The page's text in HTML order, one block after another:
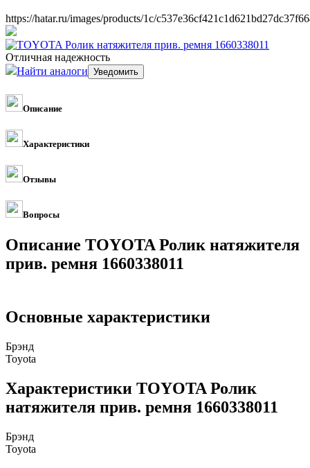
https://hatar.ru/images/products/1c/
Отличная надежность
Найти аналоги
Описание
Характеристики
Отзывы
Вопросы
Описание TOYOTA Ролик натяжителя
прив. ремня 1660338011
Основные характеристики
Брэнд
Toyota
Характеристики TOYOTA Ролик
натяжителя прив. ремня 1660338011
Брэнд
Toyota